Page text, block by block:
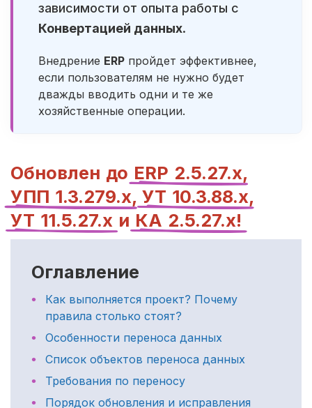
зависимости от опыта работы с
Конвертацией данных.
Внедрение ERP пройдет эффективнее,
если пользователям не нужно будет
дважды вводить одни и те же
хозяйственные операции.
Обновлен до ERP 2.5.27.х,
УПП 1.3.279.х, УТ 10.3.88.х,
УТ 11.5.27.х и КА 2.5.27.х!
Оглавление
Как выполняется проект? Почему
правила столько стоят?
Особенности переноса данных
Список объектов переноса данных
Требования по переносу
Порядок обновления и исправления